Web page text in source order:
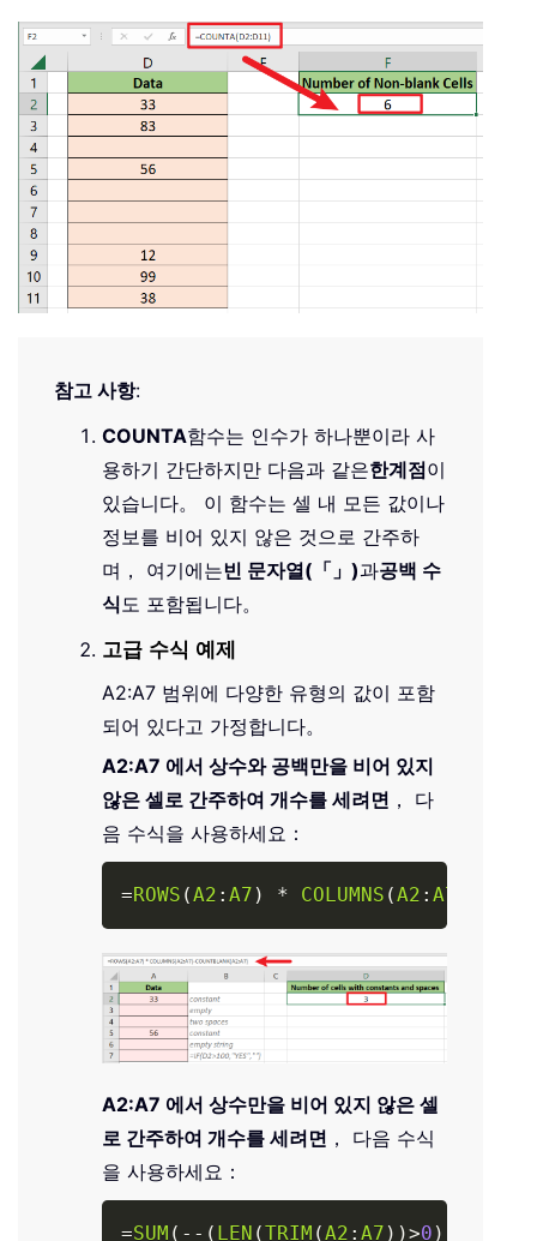
참고 사항:
COUNTA함수는 인수가 하나뿐이라 사
용하기 간단하지만 다음과 같은한계점이
있습니다。 이 함수는 셀 내 모든 값이나
정보를 비어 있지 않은 것으로 간주하
며， 여기에는빈 문자열(「」)과공백 수
식도 포함됩니다。
고급 수식 예제
A2:A7 범위에 다양한 유형의 값이 포함
되어 있다고 가정합니다。
A2:A7 에서 상수와 공백만을 비어 있지
않은 셀로 간주하여 개수를 세려면 ， 다
음 수식을 사용하세요：
=ROWS (A2 : A7 ) * COLUMNS (A2 : A7
Copy
A2:A7 에서 상수만을 비어 있지 않은 셀
로 간주하여 개수를 세려면 ， 다음 수식
을 사용하세요：
=SUM ( - - ( LEN (TRIM (A2 : A7 ) )>0 )
Copy